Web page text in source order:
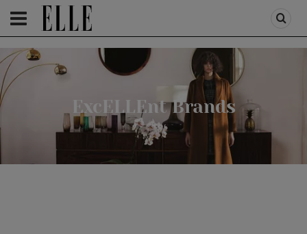
HOMEPAGE /EXCELLENT BRANDS
ExcELLEnt Brands